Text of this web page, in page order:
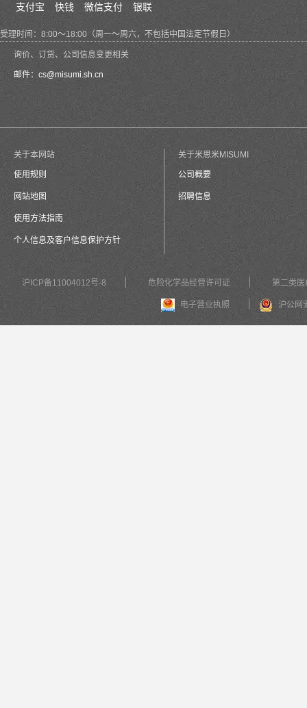
支付宝 快钱 微信支付 银联
受理时间：8:00～18:00（周一～周六，不包括中国法定节假日）
询价、订货、公司信息变更相关
邮件： cs@misumi.sh.cn
关于本网站
使用规则
网站地图
使用方法指南
个人信息及客户信息保护方针
关于米思米MISUMI
公司概要
招聘信息
沪ICP备11004012号-8 危险化学品经营许可证 第二类医
电子营业执照 沪公网